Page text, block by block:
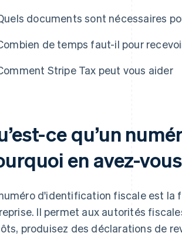
documents sont nécessaires
de temps faut-il pour
Stripe Tax peut vous aider
ce qu’un
en avez-
d'identification fiscale est
Il permet aux autorités
produisez des déclarations de